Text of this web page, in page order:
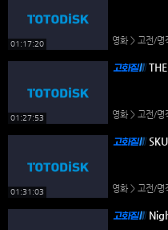
01:17:20 영화 > 고전/명
01:27:53 영화 > 고전/명
01:31:03 영화 > 고전/명